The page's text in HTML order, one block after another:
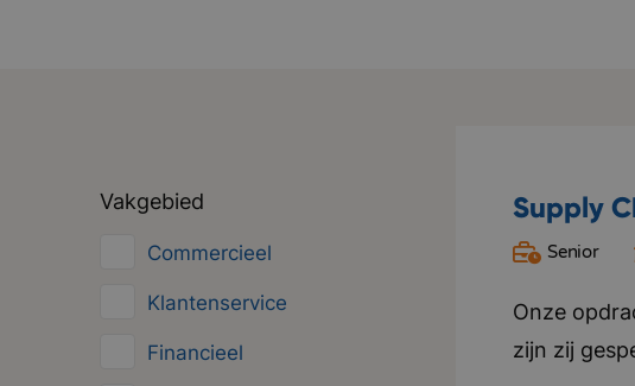
Vakgebied
Commercieel
Klantenservice
Financieel
Supply
Senior
Onze
zijn zij